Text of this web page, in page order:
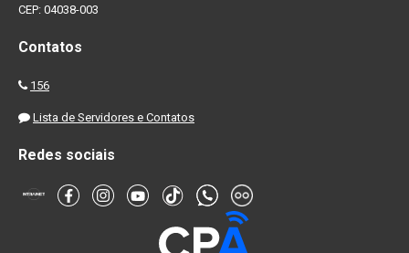
CEP: 04038-003
Contatos
156
Lista de Servidores e Contatos
Redes sociais